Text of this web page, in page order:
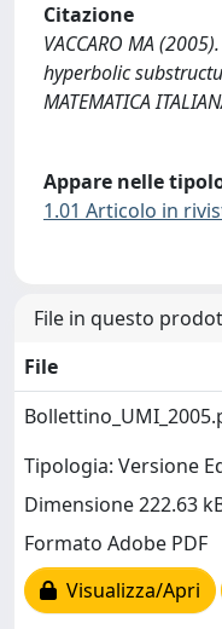
Citazione
VACCARO MA
hyperbolic
MATEMATICA
Appare nelle
1.01 Articolo in
File in questo
File
Tipologia: Versione
Dimensione 222.63
Formato Adobe PDF
Visualizza/Apri